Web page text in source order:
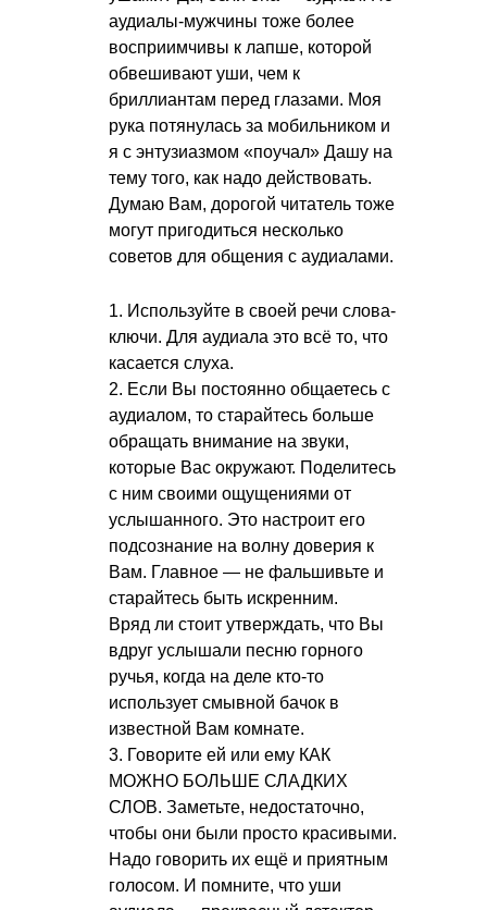
аудиалы-мужчины тоже более
восприимчивы к лапше, которой
обвешивают уши, чем к
бриллиантам перед глазами. Моя
рука потянулась за мобильником и
я с энтузиазмом «поучал» Дашу на
тему того, как надо действовать.
Думаю Вам, дорогой читатель тоже
могут пригодиться несколько
советов для общения с аудиалами.
1. Используйте в своей речи слова-
ключи. Для аудиала это всё то, что
касается слуха.
2. Если Вы постоянно общаетесь с
аудиалом, то старайтесь больше
обращать внимание на звуки,
которые Вас окружают. Поделитесь
с ним своими ощущениями от
услышанного. Это настроит его
подсознание на волну доверия к
Вам. Главное — не фальшивьте и
старайтесь быть искренним.
Вряд ли стоит утверждать, что Вы
вдруг услышали песню горного
ручья, когда на деле кто-то
использует смывной бачок в
известной Вам комнате.
3. Говорите ей или ему КАК
МОЖНО БОЛЬШЕ СЛАДКИХ
СЛОВ. Заметьте, недостаточно,
чтобы они были просто красивыми.
Надо говорить их ещё и приятным
голосом. И помните, что уши